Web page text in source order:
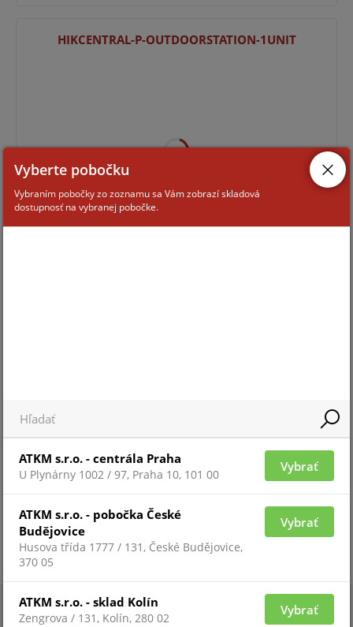
HIKCENTRAL-P-OUTDOORSTATION-1UNIT
Pre zobrazenie informácií je nutné byť prihlásený
Vyberte pobočku
Vybraním pobočky zo zoznamu sa Vám zobrazí skladová
dostupnosť na vybranej pobočke.
ATKM s.r.o. - centrála Praha
U Plynárny 1002 / 97, Praha 10, 101 00
Vybrať
ATKM s.r.o. - pobočka České
Budějovice
Husova třída 1777 / 131, České Budějovice,
370 05
Vybrať
ATKM s.r.o. - sklad Kolín
Zengrova / 131, Kolín, 280 02
Vybrať